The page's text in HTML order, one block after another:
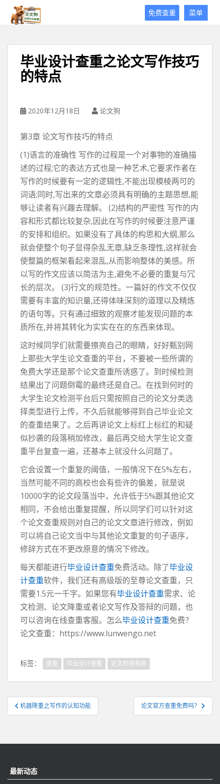
菜单
免费查重
毕业设计查重之论文写作技巧
的特点
2020年12月18日 论文狗
第3章 论文写作技巧的特点
(1)语言的准确性 写作的过程是一个对事物的准确描
述的过程;它的表达方式也是一种艺术,它要求作者在
写作的时候要有一定的逻辑性,不能出现模棱两可的
词语;同时,写出来的文章必须具有明确的主题思想,能
够让读者有兴趣去理解。 (2)结构的严密性 写作的内
容和形式都比较复杂,因此在写作的时候要注意严谨
的安排和组织。如果没有了具体的构思和大纲,那么
就会使整个句子显得杂乱无章,缺乏条理性,这样就会
使整篇的框架看起来混乱,从而影响整体的美感。所
以写的作文应该以简洁为主,避免不必要的重复与冗
长的层次。 (3)行文的规范性。一篇好的作文不仅仅
需要有丰富的知识量,还得体味深刻的道理以及精炼
的语句等。只有通过细致的观察才能发现问题的本
质所在,并将其转化为实实在在的东西来体现。
这时候同学们就需要擦亮自己的眼睛，好好甄别网
上那些大学生论文查重的平台，不要被一些所谓的
免费大学还是那个论文查重所诱惑了。到时候检测
结果出了问题倒霉的最终还是自己。在找到何时的
大学生论文检测平台后只需按照自己的论文分类选
择类型进行上传，不久后就能够得到自己毕业论文
的查重结果了。之后再讲论文上标红上标红的和疑
似抄袭的段落稍加修改，最后再交给大学生论文查
重平台复查一遍，还基本上就没什么问题了。
它会设置一个重复的阈值，一般情况下在5%左右，
当然可能不同的高校也会有些许的偏差，就是说
10000字的论文段落当中，允许低于5%跟其他论文
相同，不会给出重复提醒，所以同学们可以针对这
个论文查重规则对自己的论文文章进行修改，例如
可以将自己论文当中与其他论文重复的句子语序，
修辞方式在不更改原意的情况下修改。
每天都能进行毕业设计查重免费活动。除了毕业设
计查重软件，我们还有高级版的至尊论文查重，只
需要1.5元一千字。如果您有毕业设计查重需求、论
文检测、论文降重或者论文写作及答辩的问题，也
可以咨询在线查重客服。怎么毕业设计查重免费？
论文查重：https://www.lunwengo.net
标签： 查重 毕业设计查重 论文检测系统
文
章
航
机器降重之写作的认知功能 论文官方查重免费吗？
最新动态